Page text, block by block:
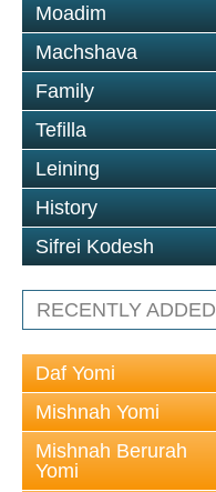
Moadim
Machshava
Family
Tefilla
Leining
History
Sifrei Kodesh
RECENTLY ADDED
Daf Yomi
Mishnah Yomi
Mishnah Berurah
Yomi